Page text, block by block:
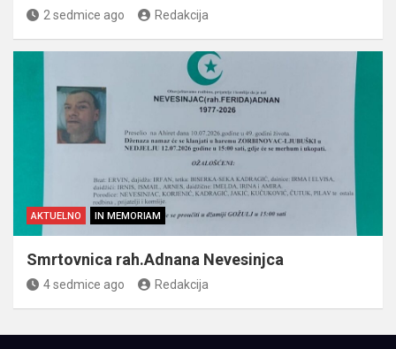
2 sedmice ago Redakcija
AKTUELNO IN MEMORIAM
Smrtovnica rah.Adnana Nevesinjca
4 sedmice ago Redakcija